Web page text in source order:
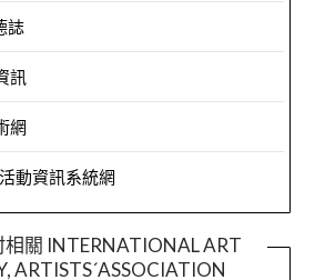
誌
訊
網
動資訊系統網
相關 INTERNATIONAL ART
ARTISTS´ASSOCIATION